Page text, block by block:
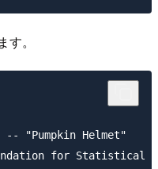
。
"Pumpkin Helmet"
for Statistical